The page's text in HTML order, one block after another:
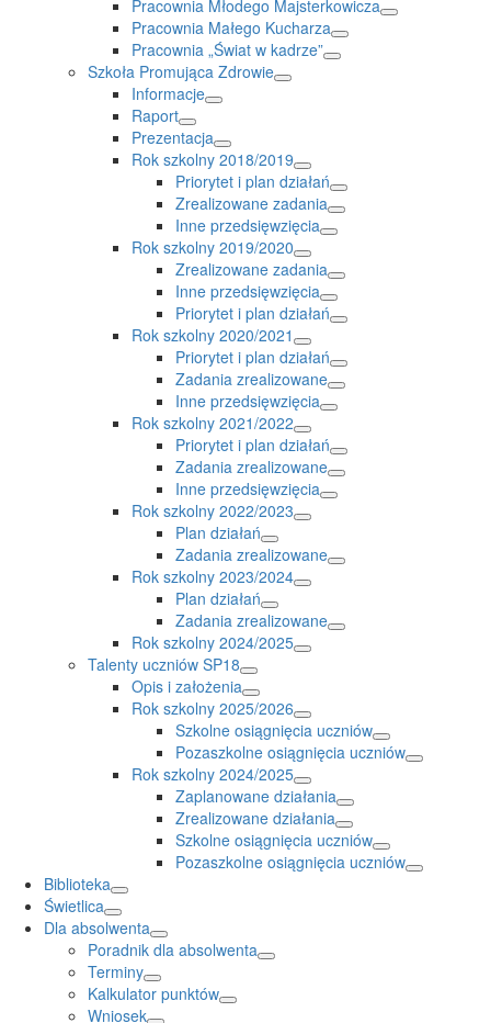
Pracownia Młodego Majsterkowicza
Pracownia Małego Kucharza
Pracownia „Świat w kadrze”
Szkoła Promująca Zdrowie
Informacje
Raport
Prezentacja
Rok szkolny 2018/2019
Priorytet i plan działań
Zrealizowane zadania
Inne przedsięwzięcia
Rok szkolny 2019/2020
Zrealizowane zadania
Inne przedsięwzięcia
Priorytet i plan działań
Rok szkolny 2020/2021
Priorytet i plan działań
Zadania zrealizowane
Inne przedsięwzięcia
Rok szkolny 2021/2022
Priorytet i plan działań
Zadania zrealizowane
Inne przedsięwzięcia
Rok szkolny 2022/2023
Plan działań
Zadania zrealizowane
Rok szkolny 2023/2024
Plan działań
Zadania zrealizowane
Rok szkolny 2024/2025
Talenty uczniów SP18
Opis i założenia
Rok szkolny 2025/2026
Szkolne osiągnięcia uczniów
Pozaszkolne osiągnięcia uczniów
Rok szkolny 2024/2025
Zaplanowane działania
Zrealizowane działania
Szkolne osiągnięcia uczniów
Pozaszkolne osiągnięcia uczniów
Biblioteka
Świetlica
Dla absolwenta
Poradnik dla absolwenta
Terminy
Kalkulator punktów
Wniosek